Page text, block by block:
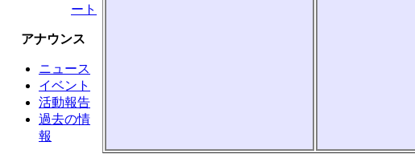
ート
アナウンス
ニュース
イベント
活動報告
過去の情
報